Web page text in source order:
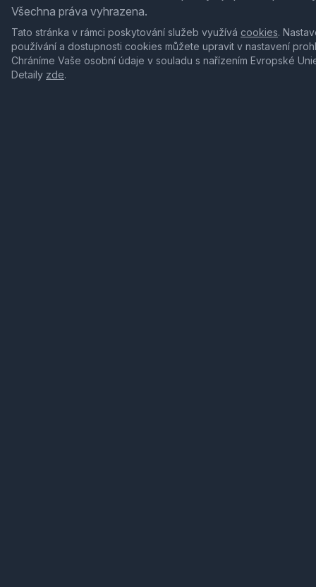
Všechna práva vyhrazena.
Tato stránka v rámci poskytování služeb využívá cookies.
používání a dostupnosti cookies můžete upravit v nastavení
Chráníme Vaše osobní údaje v souladu s nařízením Evropské
Detaily zde.